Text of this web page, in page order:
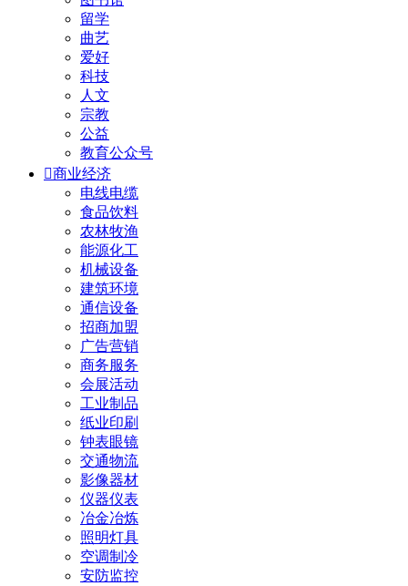
留学
曲艺
爱好
科技
人文
宗教
公益
教育公众号
商业经济
电线电缆
食品饮料
农林牧渔
能源化工
机械设备
建筑环境
通信设备
招商加盟
广告营销
商务服务
会展活动
工业制品
纸业印刷
钟表眼镜
交通物流
影像器材
仪器仪表
冶金冶炼
照明灯具
空调制冷
安防监控